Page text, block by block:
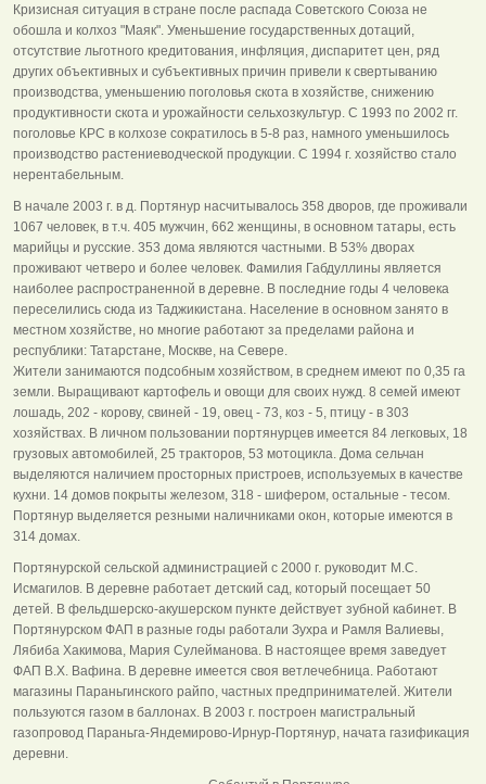
Кризисная ситуация в стране после распада Советского Союза не
обошла и колхоз "Маяк". Уменьшение государственных дотаций,
отсутствие льготного кредитования, инфляция, диспаритет цен, ряд
других объективных и субъективных причин привели к свертыванию
производства, уменьшению поголовья скота в хозяйстве, снижению
продуктивности скота и урожайности сельхозкультур. С 1993 по 2002 гг.
поголовье КРС в колхозе сократилось в 5-8 раз, намного уменьшилось
производство растениеводческой продукции. С 1994 г. хозяйство стало
нерентабельным.
В начале 2003 г. в д. Портянур насчитывалось 358 дворов, где проживали
1067 человек, в т.ч. 405 мужчин, 662 женщины, в основном татары, есть
марийцы и русские. 353 дома являются частными. В 53% дворах
проживают четверо и более человек. Фамилия Габдуллины является
наиболее распространенной в деревне. В последние годы 4 человека
переселились сюда из Таджикистана. Население в основном занято в
местном хозяйстве, но многие работают за пределами района и
республики: Татарстане, Москве, на Севере.
Жители занимаются подсобным хозяйством, в среднем имеют по 0,35 га
земли. Выращивают картофель и овощи для своих нужд. 8 семей имеют
лошадь, 202 - корову, свиней - 19, овец - 73, коз - 5, птицу - в 303
хозяйствах. В личном пользовании портянурцев имеется 84 легковых, 18
грузовых автомобилей, 25 тракторов, 53 мотоцикла. Дома сельчан
выделяются наличием просторных пристроев, используемых в качестве
кухни. 14 домов покрыты железом, 318 - шифером, остальные - тесом.
Портянур выделяется резными наличниками окон, которые имеются в
314 домах.
Портянурской сельской администрацией с 2000 г. руководит М.С.
Исмагилов. В деревне работает детский сад, который посещает 50
детей. В фельдшерско-акушерском пункте действует зубной кабинет. В
Портянурском ФАП в разные годы работали Зухра и Рамля Валиевы,
Лябиба Хакимова, Мария Сулейманова. В настоящее время заведует
ФАП В.Х. Вафина. В деревне имеется своя ветлечебница. Работают
магазины Параньгинского райпо, частных предпринимателей. Жители
пользуются газом в баллонах. В 2003 г. построен магистральный
газопровод Параньга-Яндемирово-Ирнур-Портянур, начата газификация
деревни.